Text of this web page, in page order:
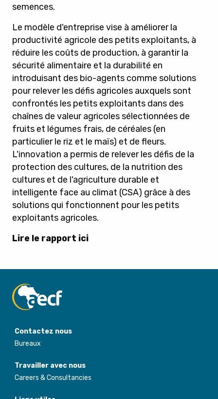
semences.
Le modèle d'entreprise vise à améliorer la
productivité agricole des petits exploitants, à
réduire les coûts de production, à garantir la
sécurité alimentaire et la durabilité en
introduisant des bio-agents comme solutions
pour relever les défis agricoles auxquels sont
confrontés les petits exploitants dans des
chaînes de valeur agricoles sélectionnées de
fruits et légumes frais, de céréales (en
particulier le riz et le maïs) et de fleurs.
L'innovation a permis de relever les défis de la
protection des cultures, de la nutrition des
cultures et de l'agriculture durable et
intelligente face au climat (CSA) grâce à des
solutions qui fonctionnent pour les petits
exploitants agricoles.
Lire le rapport ici
Contactez nous
Bureaux
Travailler avec nous
Careers & Consultancies